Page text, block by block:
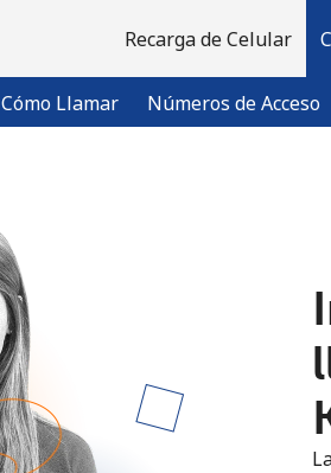
Recarga de Celular
Cómo Llamar Números de Acceso
¿Ya tienes una cuenta?
Regístrate